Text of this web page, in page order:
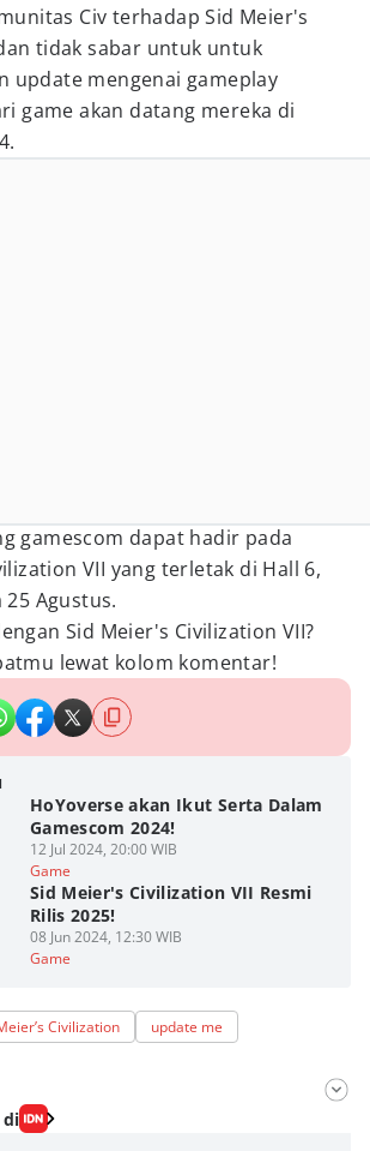
Civ terhadap Sid Meier's
tidak sabar untuk untuk
update mengenai gameplay
game akan datang mereka di
gamescom dapat hadir pada
VII yang terletak di Hall 6,
Agustus.
Sid Meier's Civilization VII?
lewat kolom komentar!
HoYoverse akan Ikut Serta Dalam
Gamescom 2024!
12 Jul 2024, 20:00 WIB
Game
Sid Meier's Civilization VII Resmi
Rilis 2025!
08 Jun 2024, 12:30 WIB
Game
Civilization update me
Nurullah
di